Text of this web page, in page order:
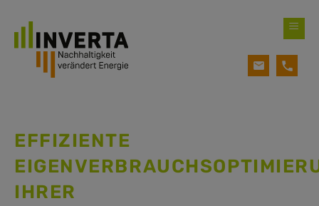
≡
EFFIZIENTE
IHRER